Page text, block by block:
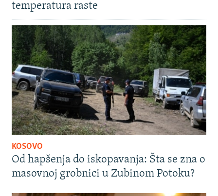
temperatura raste
KOSOVO
Od hapšenja do iskopavanja: Šta se zna o
masovnoj grobnici u Zubinom Potoku?